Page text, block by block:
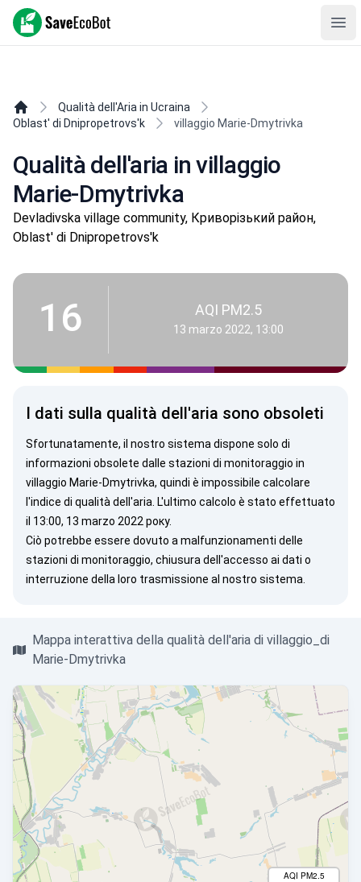
SaveEcoBot
Qualità dell'Aria in Ucraina
Oblast' di Dnipropetrovs'k
villaggio Marie-Dmytrivka
Qualità dell'aria in villaggio
Marie-Dmytrivka
Devladivska village community, Криворізький район,
Oblast' di Dnipropetrovs'k
16 AQI PM2.5
13 marzo 2022, 13:00
I dati sulla qualità dell'aria sono obsoleti
Sfortunatamente, il nostro sistema dispone solo di
informazioni obsolete dalle stazioni di monitoraggio in
villaggio Marie-Dmytrivka, quindi è impossibile calcolare
l'indice di qualità dell'aria. L'ultimo calcolo è stato effettuato
il 13:00, 13 marzo 2022 року.
Ciò potrebbe essere dovuto a malfunzionamenti delle
stazioni di monitoraggio, chiusura dell'accesso ai dati o
interruzione della loro trasmissione al nostro sistema.
Mappa interattiva della qualità dell'aria di villaggio_di
Marie-Dmytrivka
AQI PM2.5